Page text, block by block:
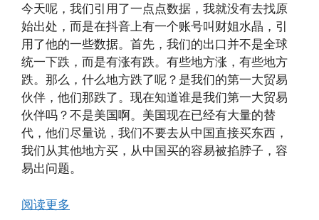
今天呢，我们引用了一点点数据，我就没有去找原
始出处，而是在抖音上有一个账号叫财姐水晶，引
用了他的一些数据。首先，我们的出口并不是全球
统一下跌，而是有涨有跌。有些地方涨，有些地方
跌。那么，什么地方跌了呢？是我们的第一大贸易
伙伴，他们那跌了。现在知道谁是我们第一大贸易
伙伴吗？不是美国啊。美国现在已经有大量的替
代，他们尽量说，我们不要去从中国直接买东西，
我们从其他地方买，从中国买的容易被掐脖子，容
易出问题。
阅读更多